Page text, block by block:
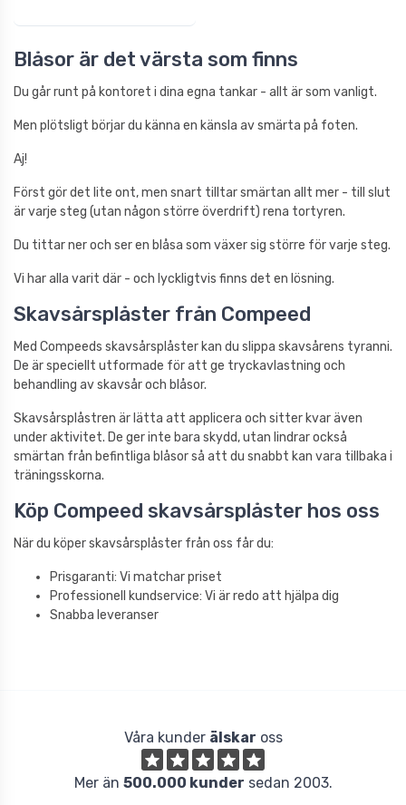
Blåsor är det värsta som finns
Du går runt på kontoret i dina egna tankar - allt är som vanligt.
Men plötsligt börjar du känna en känsla av smärta på foten.
Aj!
Först gör det lite ont, men snart tilltar smärtan allt mer - till slut
är varje steg (utan någon större överdrift) rena tortyren.
Du tittar ner och ser en blåsa som växer sig större för varje steg.
Vi har alla varit där - och lyckligtvis finns det en lösning.
Skavsårsplåster från Compeed
Med Compeeds skavsårsplåster kan du slippa skavsårens tyranni.
De är speciellt utformade för att ge tryckavlastning och
behandling av skavsår och blåsor.
Skavsårsplåstren är lätta att applicera och sitter kvar även
under aktivitet. De ger inte bara skydd, utan lindrar också
smärtan från befintliga blåsor så att du snabbt kan vara tillbaka i
träningsskorna.
Köp Compeed skavsårsplåster hos oss
När du köper skavsårsplåster från oss får du:
Prisgaranti: Vi matchar priset
Professionell kundservice: Vi är redo att hjälpa dig
Snabba leveranser
Våra kunder älskar oss
Mer än 500.000 kunder sedan 2003.